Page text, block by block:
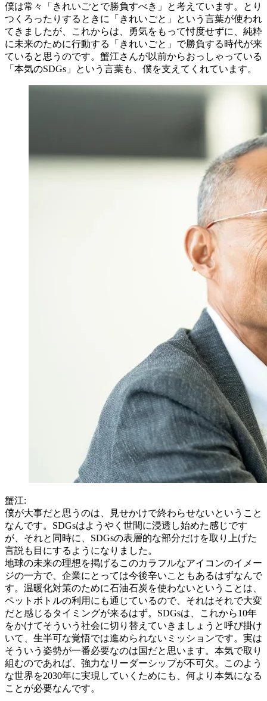
僕は常々「きれいごとで勝負すべき」と考えています。とり
つくろったりするときに「きれいごと」という言葉が使われ
てきましたが、これからは、勇気をもって忖度せずに、純粋
に未来のために行動する「きれいごと」で勝負する時代が来
ていると思うのです。蟹江さんが以前からおっしゃっている
「本気のSDGs」という言葉も、僕を支えてくれています。
蟹江:
僕が大事だと思うのは、見せかけで終わらせないということ
なんです。SDGsはようやく世間に浸透し始めた感じです
が、それと同時に、SDGsの表層的な部分だけを取り上げた
言説も目にするようになりました。
地球の未来の理想を掲げるこのカラフルなアイコンのイメー
ジの一方で、企業にとっては今後辛いこともあるはずなんで
す。温暖化対策のために石油石炭を使わないということは、
ペットボトルの利用にも通じているので、それはそれで大変
だと感じるタイミングが来るはず。SDGsは、これから10年
をかけてそういう社会に切り替えていきましょうと呼び掛け
いて、生半可な覚悟では進められないミッションです。実は
そういう姿勢が一番必要なのは国だと思います。本気で取り
組むのであれば、強力なリーダーシップが不可欠。このよう
な世界を2030年に実現していくためにも、何より本気になる
ことが必要なんです。